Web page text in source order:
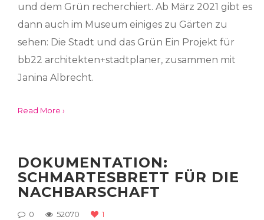
und dem Grün recherchiert. Ab März 2021 gibt es
dann auch im Museum einiges zu Gärten zu
sehen: Die Stadt und das Grün Ein Projekt für
bb22 architekten+stadtplaner, zusammen mit
Janina Albrecht.
Read More ›
DOKUMENTATION:
SCHMARTESBRETT FÜR DIE
NACHBARSCHAFT
0 52070 1